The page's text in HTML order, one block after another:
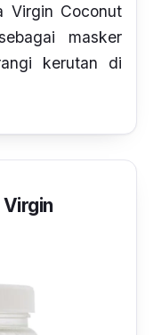
Virgin Coconut
masker
kerutan di
Virgin